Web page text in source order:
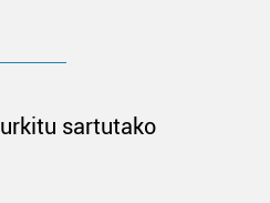
sartutako